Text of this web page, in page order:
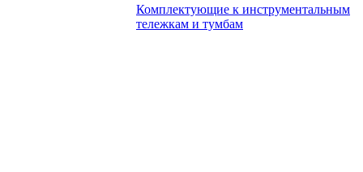
Комплектующие к инструментальным
тележкам и тумбам